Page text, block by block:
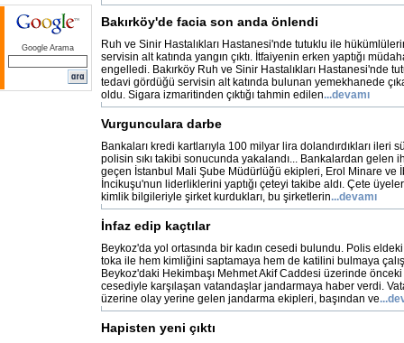
Google Arama
Bakırköy'de facia son anda önlendi
Ruh ve Sinir Hastalıkları Hastanesi'nde tutuklu ile
servisin alt katında yangın çıktı. İtfaiyenin erken yaptığı
engelledi. Bakırköy Ruh ve Sinir Hastalıkları Hastanesi'nde
tedavi gördüğü servisin alt katında bulunan yemekhanede
oldu. Sigara izmaritinden çıktığı tahmin edilen...devamı
Vurgunculara darbe
Bankaları kredi kartlarıyla 100 milyar lira dolandırdıkları ileri
polisin sıkı takibi sonucunda yakalandı... Bankalardan gelen
geçen İstanbul Mali Şube Müdürlüğü ekipleri, Erol Minare ve
İncikuşu'nun liderliklerini yaptığı çeteyi takibe aldı. Çete
kimlik bilgileriyle şirket kurdukları, bu şirketlerin...devamı
İnfaz edip kaçtılar
Beykoz'da yol ortasında bir kadın cesedi bulundu. Polis eldeki
toka ile hem kimliğini saptamaya hem de katilini bulmaya
Beykoz'daki Hekimbaşı Mehmet Akif Caddesi üzerinde
cesediyle karşılaşan vatandaşlar jandarmaya haber verdi.
üzerine olay yerine gelen jandarma ekipleri, başından ve
Hapisten yeni çıktı